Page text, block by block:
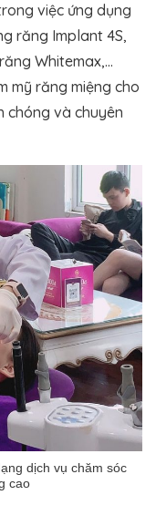
việc ứng dụng
răng Implant 4S,
Whitemax,…
mỹ răng miệng cho
chóng và chuyên
dịch vụ chăm sóc
cao